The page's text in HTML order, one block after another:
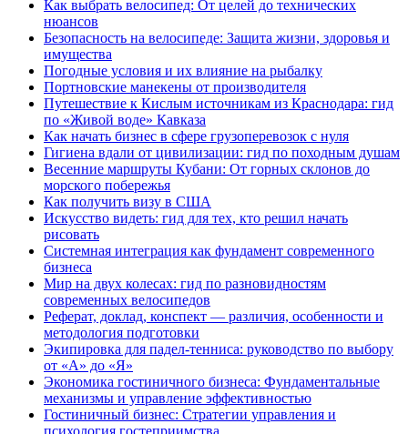
Как выбрать велосипед: От целей до технических
нюансов
Безопасность на велосипеде: Защита жизни, здоровья и
имущества
Погодные условия и их влияние на рыбалку
Портновские манекены от производителя
Путешествие к Кислым источникам из Краснодара: гид
по «Живой воде» Кавказа
Как начать бизнес в сфере грузоперевозок с нуля
Гигиена вдали от цивилизации: гид по походным душам
Весенние маршруты Кубани: От горных склонов до
морского побережья
Как получить визу в США
Искусство видеть: гид для тех, кто решил начать
рисовать
Системная интеграция как фундамент современного
бизнеса
Мир на двух колесах: гид по разновидностям
современных велосипедов
Реферат, доклад, конспект — различия, особенности и
методология подготовки
Экипировка для падел-тенниса: руководство по выбору
от «А» до «Я»
Экономика гостиничного бизнеса: Фундаментальные
механизмы и управление эффективностью
Гостиничный бизнес: Стратегии управления и